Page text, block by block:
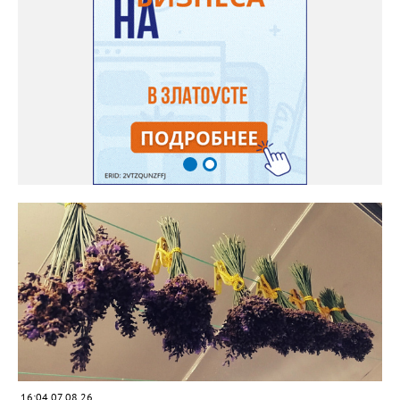
людей и причину своих неудач – её сеянцы не опылялись, и это
нужно было делать самостоятельно. «Мужской» цветочек для
этого прикладывают к «женскому» - тычинку к пестику. Фото:
Екатерина Громова, специально для «Златоуст.инфо».
Обсуждение новости здесь
ВКОНТАКТЕ https://vk.com/newszlatoust74
16:04 07.08.26